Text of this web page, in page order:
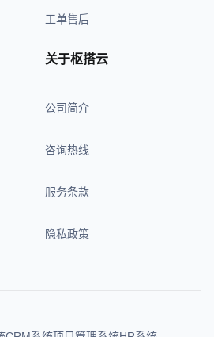
工单售后
关于枢搭云
公司简介
咨询热线
服务条款
隐私政策